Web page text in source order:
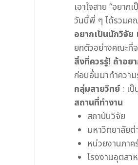
เอาใจสาย “อยาก
วันนี้พี่ ๆ ได้รวมค
อยากเป็นนักวิจัย
ยกตัวอย่างคณะที่
สิ่งที่ควรรู้! ถ้าอย
ก่อนอื่นมาทำควา
กลุ่มสายวิทย์ : เ
สถานที่ทำงาน
สถาบันวิจัย
มหาวิทยาลัยต่
หน่วยงานภาค
โรงงานอุตสา